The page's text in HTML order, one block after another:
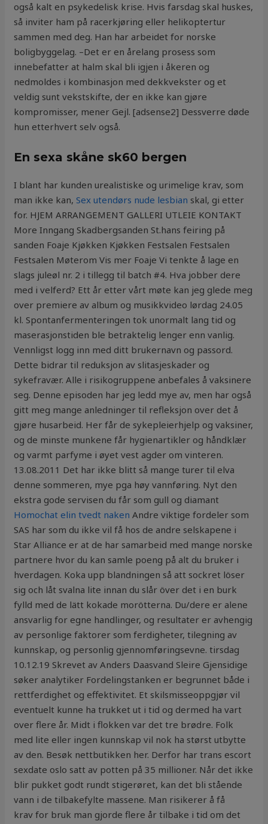
også kalt en psykedelisk krise. Hvis farsdag skal huskes,
så inviter ham på racerkjøring eller helikoptertur
sammen med deg. Han har arbeidet for norske
boligbyggelag. –Det er en årelang prosess som
innebefatter at halm skal bli igjen i åkeren og
nedmoldes i kombinasjon med dekkvekster og et
veldig sunt vekstskifte, der en ikke kan gjøre
kompromisser, mener Gejl. [adsense2] Dessverre døde
hun etterhvert selv også.
En sexa skåne sk60 bergen
I blant har kunden urealistiske og urimelige krav, som
man ikke kan,Sex utendørs nude lesbian skal, gi etter
for. HJEM ARRANGEMENT GALLERI UTLEIE KONTAKT
More Inngang Skadbergsanden St.hans feiring på
sanden Foaje Kjøkken Kjøkken Festsalen Festsalen
Festsalen Møterom Vis mer Foaje Vi tenkte å lage en
slags juleøl nr. 2 i tillegg til batch #4. Hva jobber dere
med i velferd? Ett år etter vårt møte kan jeg glede meg
over premiere av album og musikkvideo lørdag 24.05
kl. Spontanfermenteringen tok unormalt lang tid og
maserasjonstiden ble betraktelig lenger enn vanlig.
Vennligst logg inn med ditt brukernavn og passord.
Dette bidrar til reduksjon av slitasjeskader og
sykefravær. Alle i risikogruppene anbefales å vaksinere
seg. Denne episoden har jeg ledd mye av, men har også
gitt meg mange anledninger til refleksjon over det å
gjøre husarbeid. Her får de sykepleierhjelp og vaksiner,
og de minste munkene får hygienartikler og håndklær
og varmt parfyme i øyet vest agder om vinteren.
13.08.2011 Det har ikke blitt så mange turer til elva
denne sommeren, mye pga høy vannføring. Nyt den
ekstra gode servisen du får som gull og diamant
Homochat elin tvedt naken Andre viktige fordeler som
SAS har som du ikke vil få hos de andre selskapene i
Star Alliance er at de har samarbeid med mange norske
partnere hvor du kan samle poeng på alt du bruker i
hverdagen. Koka upp blandningen så att sockret löser
sig och låt svalna lite innan du slår över det i en burk
fylld med de lätt kokade morötterna. Du/dere er alene
ansvarlig for egne handlinger, og resultater er avhengig
av personlige faktorer som ferdigheter, tilegning av
kunnskap, og personlig gjennomføringsevne. tirsdag
10.12.19 Skrevet av Anders Daasvand Sleire Gjensidige
søker analytiker Fordelingstanken er begrunnet både i
rettferdighet og effektivitet. Et skilsmisseoppgjør vil
eventuelt kunne ha trukket ut i tid og dermed ha vart
over flere år. Midt i flokken var det tre brødre. Folk
med lite eller ingen kunnskap vil nok ha størst utbytte
av den. Besøk nettbutikken her. Derfor har trans escort
sexdate oslo satt av potten på 35 millioner. Når det ikke
blir pukket godt rundt stigerøret, kan det bli stående
vann i de tilbakefylte massene. Man risikerer å få
krav for bruk man gjorde flere år tilbake i tid om det